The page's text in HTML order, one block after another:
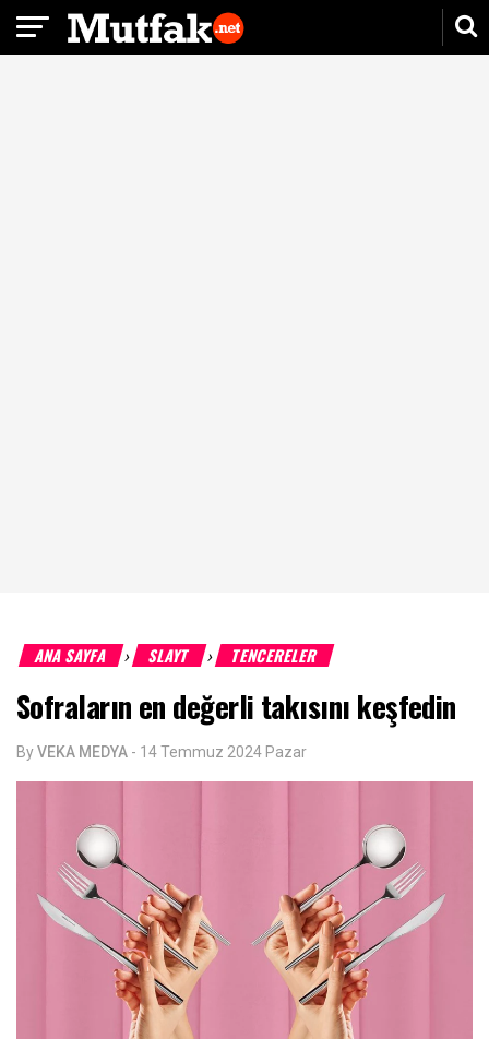
ANA SAYFA › SLAYT › TENCERELER
Sofraların en değerli takısını keşfedin
ByVEKA MEDYA - 14 Temmuz 2024 Pazar